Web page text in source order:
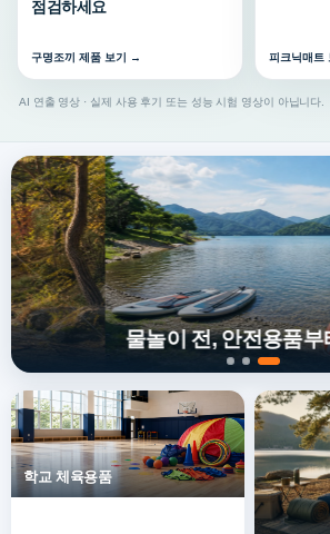
점검하세요
구명조끼 제품 보기 → 피크닉매트
AI 연출 영상 · 실제 사용 후기 또는 성능 시험 영상이 아닙니다.